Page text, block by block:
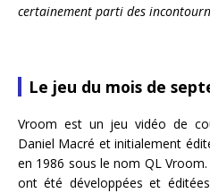
certainement parti des
Le jeu du mois de
Vroom est un jeu vidéo de
Daniel Macré et initialement
en 1986 sous le nom QL
ont été développées et